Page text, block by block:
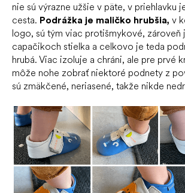
nie sú výrazne užšie v päte, v priehlavku
cesta. Podrážka je maličko hrubšia, v
logo, sú tým viac protišmykové, zároveň
capačikoch stielka a celkovo je teda
hrubá. Viac izoluje a chráni, ale pre prvé
môže nohe zobrať niektoré podnety z
sú zmäkčené, neriasené, takže nikde